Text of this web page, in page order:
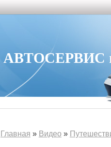
АВТОСЕРВИС в
Главная » Видео »